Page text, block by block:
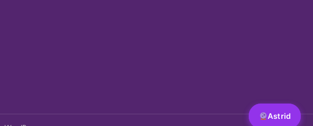
Astrid
Astrid